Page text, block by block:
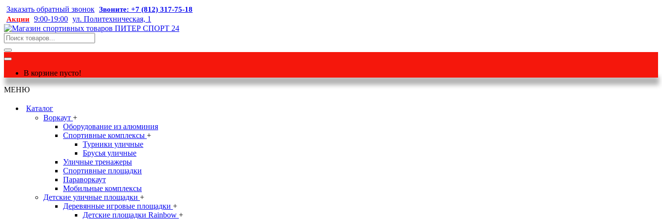
Заказать обратный звонок Звоните: +7 (812) 317-75-18
Акции 9:00-19:00 ул. Политехническая, 1
В корзине пусто!
МЕНЮ
Каталог
Воркаут +
Оборудование из алюминия
Спортивные комплексы +
Турники уличные
Брусья уличные
Уличные тренажеры
Спортивные площадки
Параворкаут
Мобильные комплексы
Детские уличные площадки +
Деревянные игровые площадки +
Детские площадки Rainbow +